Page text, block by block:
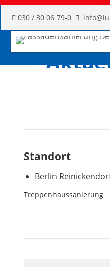
030 / 30 06 79-0
Standort
Berlin
Treppenhaussanierung